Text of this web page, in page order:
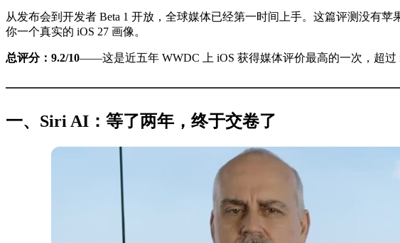
从发布会到开发者 Beta 1 开放，全球媒体已经第一时间上手。这篇评测没有
你一个真实的 iOS 27 画像。
总评分：9.2/10——这是近五年 WWDC 上 iOS 获得媒体评价最高的一次，超过
一、Siri AI：等了两年，终于交卷了